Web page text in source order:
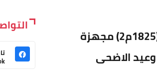
انشاء قاعات كبيرة جوار مرقد الامام الحسين (ع) بمساحة (1825م2) مجهزة
وعيد الاضحى